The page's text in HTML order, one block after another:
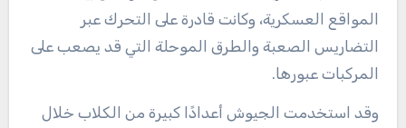
المواقع العسكرية، وكانت قادرة على التحرك عبر
التضاريس الصعبة والطرق الموحلة التي قد يصعب على
المركبات عبورها.
وقد استخدمت الجيوش أعدادًا كبيرة من الكلاب خلال